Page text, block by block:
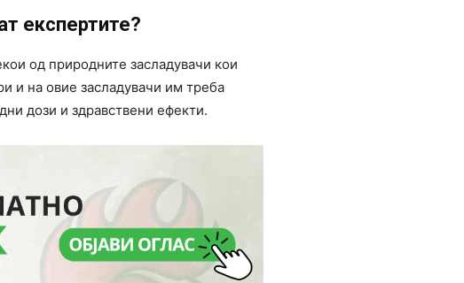
експертите?
од природните засладувачи кои
и на овие засладувачи им треба
дози и здравствени ефекти.